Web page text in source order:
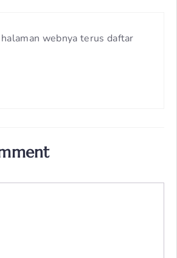
webnya terus daftar